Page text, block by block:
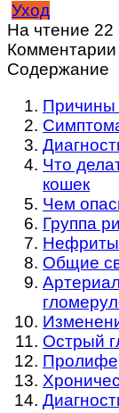
Уход
На чтение 22
Комментарии
Содержание
Причины
Что
кошек
Чем
Группа
Нефриты
Общие
Острый